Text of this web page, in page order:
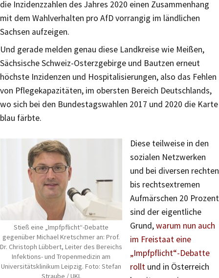
die Inzidenzzahlen des Jahres 2020 einen Zusammenhang
mit dem Wahlverhalten pro AfD vorrangig im ländlichen
Sachsen aufzeigen.
Und gerade melden genau diese Landkreise wie Meißen,
Sächsische Schweiz-Osterzgebirge und Bautzen erneut
höchste Inzidenzen und Hospitalisierungen, also das Fehlen
von Pflegekapazitäten, im obersten Bereich Deutschlands,
wo sich bei den Bundestagswahlen 2017 und 2020 die Karte
blau färbte.
Stieß eine „Impfpflicht“-Debatte
gegenüber Michael Kretschmer an: Prof.
Dr. Christoph Lübbert, Leiter des Bereichs
Infektions- und Tropenmedizin am
Universitätsklinikum Leipzig. Foto: Stefan
Straube / UKL
Diese teilweise in den
sozialen Netzwerken
und bei diversen rechten
bis rechtsextremen
Aufmärschen 20 Prozent
sind der eigentliche
Grund,warum nun auch
im Freistaat eine
„Impfpflicht“-Debatte
rollt und in Österreich